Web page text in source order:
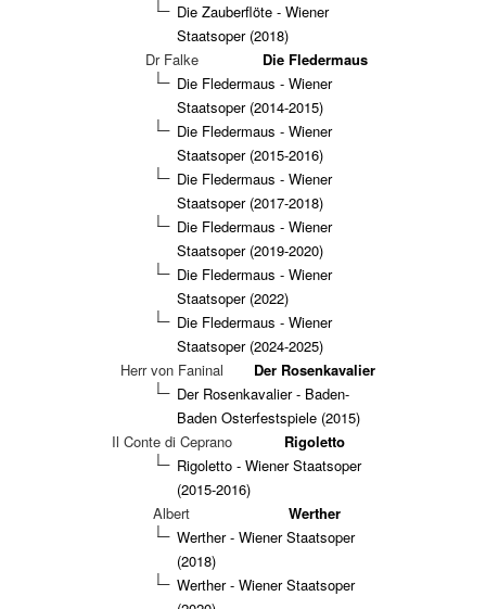
Die Zauberflöte - Wiener
Staatsoper (2018)
Dr Falke
Die Fledermaus
Die Fledermaus - Wiener
Staatsoper (2014-2015)
Die Fledermaus - Wiener
Staatsoper (2015-2016)
Die Fledermaus - Wiener
Staatsoper (2017-2018)
Die Fledermaus - Wiener
Staatsoper (2019-2020)
Die Fledermaus - Wiener
Staatsoper (2022)
Die Fledermaus - Wiener
Staatsoper (2024-2025)
Herr von Faninal
Der Rosenkavalier
Der Rosenkavalier - Baden-
Baden Osterfestspiele (2015)
Il Conte di Ceprano
Rigoletto
Rigoletto - Wiener Staatsoper
(2015-2016)
Albert
Werther
Werther - Wiener Staatsoper
(2018)
Werther - Wiener Staatsoper